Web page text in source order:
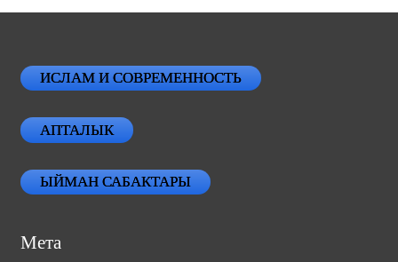
ИСЛАМ И СОВРЕМЕННОСТЬ
АПТАЛЫК
ЫЙМАН САБАКТАРЫ
Мета